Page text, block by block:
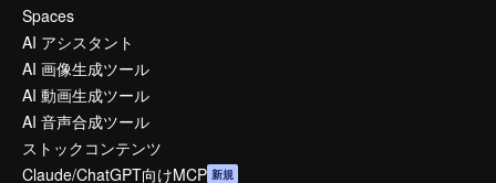
Spaces
AI アシスタント
AI 画像生成ツール
AI 動画生成ツール
AI 音声合成ツール
ストックコンテンツ
Claude/ChatGPT向けMCP 新規